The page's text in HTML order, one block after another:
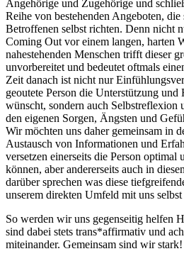
Angehörige und Zugehörige und
Reihe von bestehenden Angeboten,
Betroffenen selbst richten. Denn nicht
Coming Out vor einem langen, harten
nahestehenden Menschen trifft dieser
unvorbereitet und bedeutet oftmals
Zeit danach ist nicht nur
geoutete Person die Unterstützung
wünscht, sondern auch Selbstreflexion
den eigenen Sorgen, Ängsten und
Wir möchten uns daher gemeinsam in
Austausch von Informationen und
versetzen einerseits die Person optimal
können, aber andererseits auch in
darüber sprechen was diese
unserem direkten Umfeld mit uns selbst
So werden wir uns gegenseitig helfen
sind dabei stets trans*affirmativ und
miteinander. Gemeinsam sind wir stark!